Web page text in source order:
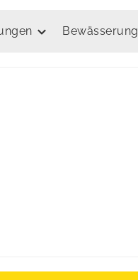
Bewässerung